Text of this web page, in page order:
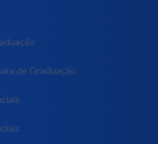
de Graduação